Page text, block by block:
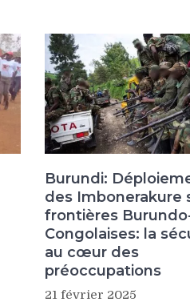
Burundi:
des Imbonerakure
frontières
Congolaises: la
au cœur des
préoccupations
21 février 2025